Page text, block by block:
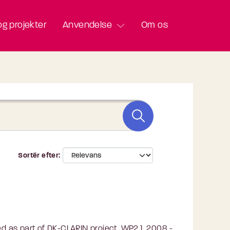
projekter Anvendelse Om os
Sortér efter